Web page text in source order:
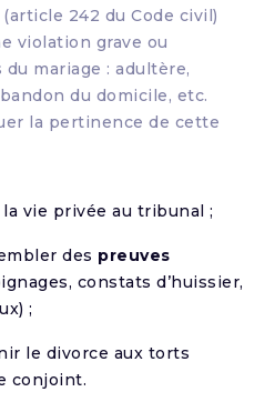
(article 242 du Code civil)
violation grave ou
mariage : adultère,
du domicile, etc.
la pertinence de cette
la vie privée au tribunal ;
des preuves
constats d’huissier,
;
le divorce aux torts
conjoint.